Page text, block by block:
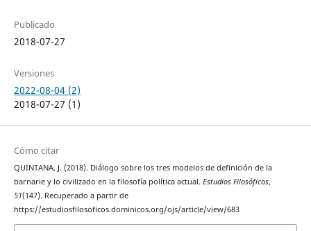
Publicado
2018-07-27
Versiones
2022-08-04 (2)
2018-07-27 (1)
Cómo citar
QUINTANA, J. (2018). Diálogo sobre los tres modelos de definición de la
barnarie y lo civilizado en la filosofía política actual. Estudios Filosóficos,
51(147). Recuperado a partir de
https://estudiosfilosoficos.dominicos.org/ojs/article/view/683